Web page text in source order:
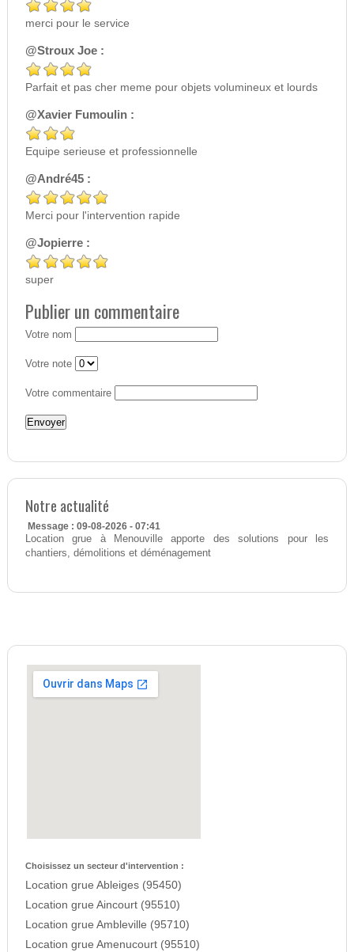
merci pour le service
@Stroux Joe :
Parfait et pas cher meme pour objets volumineux et lourds
@Xavier Fumoulin :
Equipe serieuse et professionnelle
@André45 :
Merci pour l'intervention rapide
@Jopierre :
super
Publier un commentaire
Votre nom
Votre note
Votre commentaire
Notre actualité
Message : 09-08-2026 - 07:41
Location grue à Menouville apporte des solutions pour les
chantiers, démolitions et déménagement
Choisissez un secteur d'intervention :
Location grue Ableiges (95450)
Location grue Aincourt (95510)
Location grue Ambleville (95710)
Location grue Amenucourt (95510)